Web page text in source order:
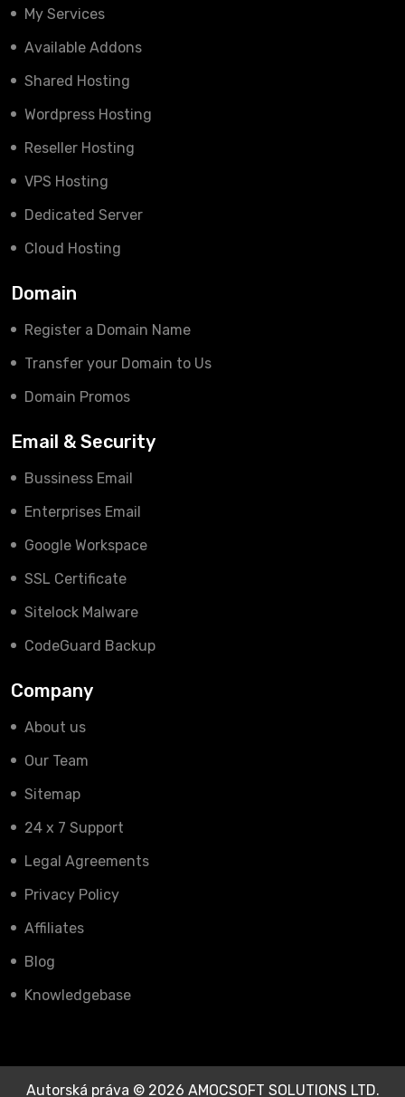
My Services
Available Addons
Shared Hosting
Wordpress Hosting
Reseller Hosting
VPS Hosting
Dedicated Server
Cloud Hosting
Domain
Register a Domain Name
Transfer your Domain to Us
Domain Promos
Email & Security
Bussiness Email
Enterprises Email
Google Workspace
SSL Certificate
Sitelock Malware
CodeGuard Backup
Company
About us
Our Team
Sitemap
24 x 7 Support
Legal Agreements
Privacy Policy
Affiliates
Blog
Knowledgebase
Autorská práva © 2026 AMOCSOFT SOLUTIONS LTD.